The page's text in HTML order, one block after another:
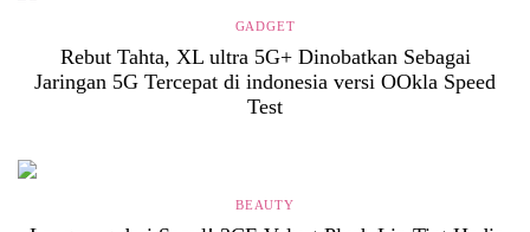
GADGET
Rebut Tahta, XL ultra 5G+ Dinobatkan Sebagai
Jaringan 5G Tercepat di indonesia versi OOkla Speed
Test
BEAUTY